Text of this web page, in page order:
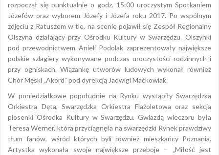
rozpoczął się punktualnie o godz. 15:00 uroczystym Spotkaniem
Józefów oraz wyborem Józefy i Józefa roku 2017. Po wspólnym
zdjęciu z Ratuszem w tle, na scenie pojawił się Zespół Regionalny
Olszyna działający przy Ośrodku Kultury w Swarzędzu. Olszynki
pod przewodnictwem Anieli Podolak zaprezentowały największe
polskie szlagiery wykonywane podczas uroczystości rodzinnych i
przy ogniskach. Wiązankę utworów ludowych wykonał również
Chór Męski „Akord” pod dyrekcją Jadwigi Maćkowiak.
W poniedziałkowe popołudnie na Rynku wystąpiły Swarzędzka
Orkiestra Dęta, Swarzędzka Orkiestra Flażoletowa oraz sekcja
piosenki Ośrodka Kultury w Swarzędzu. Gwiazdą wieczoru była
Teresa Werner, która przyciągnęła na swarzędzki Rynek prawdziwy
tłum fanów, wśród których byli również mieszkańcy Poznania.
Artystka wykonała swoje największe przeboje – „Miłość jest